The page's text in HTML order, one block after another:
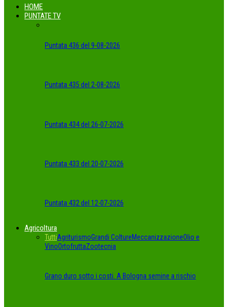
HOME
PUNTATE TV
Puntata 436 del 9-08-2026
Puntata 435 del 2-08-2026
Puntata 434 del 26-07-2026
Puntata 433 del 20-07-2026
Puntata 432 del 12-07-2026
Agricoltura
TuttiAgriturismoGrandi ColtureMeccanizzazioneOlio e
VinoOrtofruttaZootecnia
Grano duro sotto i costi. A Bologna semine a rischio